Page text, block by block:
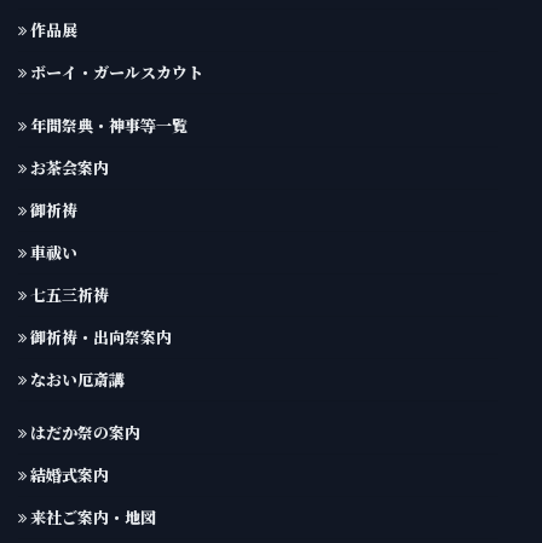
作品展
ボーイ・ガールスカウト
年間祭典・神事等一覧
お茶会案内
御祈祷
車祓い
七五三祈祷
御祈祷・出向祭案内
なおい厄斎講
はだか祭の案内
結婚式案内
来社ご案内・地図